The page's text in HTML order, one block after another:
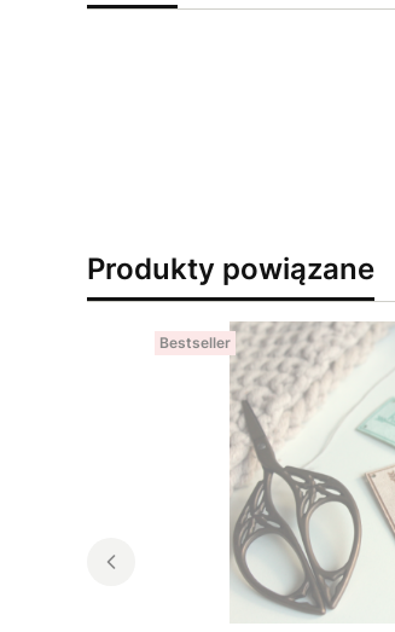
Produkty powiązane
Bestseller